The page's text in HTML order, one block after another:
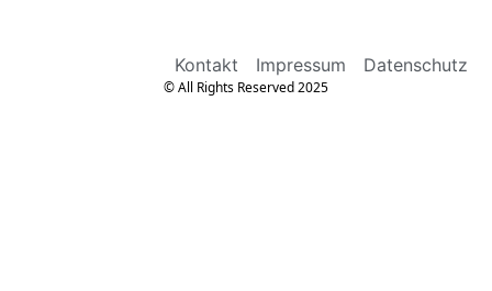
Kontakt Impressum Datenschutz
© All Rights Reserved 2025